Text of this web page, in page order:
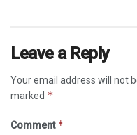
Leave a Reply
Your email address will not
marked *
Comment*